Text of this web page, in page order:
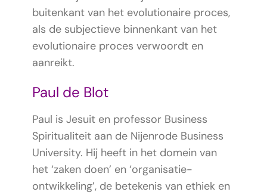
buitenkant van het evolutionaire proces,
als de subjectieve binnenkant van het
evolutionaire proces verwoordt en
aanreikt.
Paul de Blot
Paul is Jesuit en professor Business
Spiritualiteit aan de Nijenrode Business
University. Hij heeft in het domein van
het ‘zaken doen’ en ‘organisatie-
ontwikkeling’, de betekenis van ethiek en